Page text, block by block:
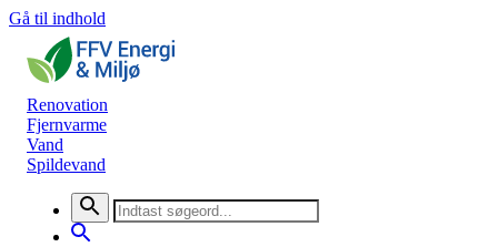
Gå til indhold
Renovation
Fjernvarme
Vand
Spildevand